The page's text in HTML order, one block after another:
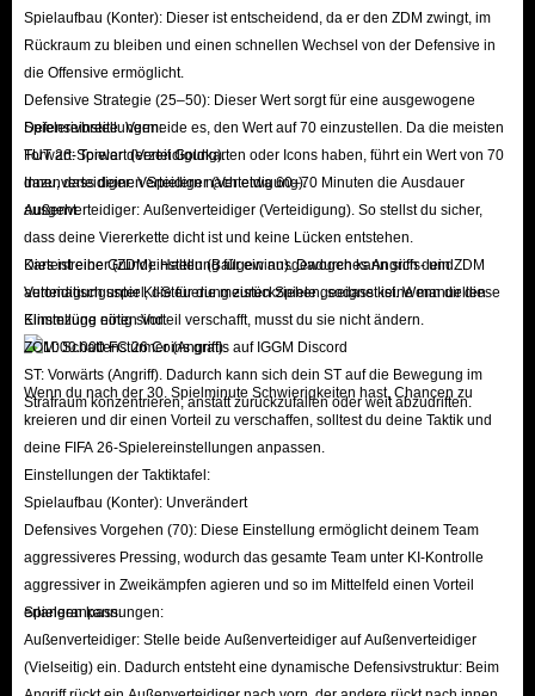
Spielaufbau (Konter): Dieser ist entscheidend, da er den ZDM zwingt, im
Rückraum zu bleiben und einen schnellen Wechsel von der Defensive in
die Offensive ermöglicht.
Defensive Strategie (25–50): Dieser Wert sorgt für eine ausgewogene
Defensivbreite. Vermeide es, den Wert auf 70 einzustellen. Da die meisten
FUT 26-Spieler derzeit Goldkarten oder Icons haben, führt ein Wert von 70
dazu, dass deinen Spielern nach etwa 60–70 Minuten die Ausdauer
ausgeht.
Spielereinstellungen:
Torwart: Torwart (Verteidigung).
Innenverteidiger: Verteidiger (Verteidigung).
Außenverteidiger: Außenverteidiger (Verteidigung). So stellst du sicher,
dass deine Viererkette dicht ist und keine Lücken entstehen.
Kartentreiber (ZDM): Halten (Ballgewinn). Dadurch kann sich dein ZDM
automatisch unter KI-Steuerung zurückziehen, sodass keine manuellen
Klimmzüge nötig sind.
ZOM: Schattenstürmer (Angriff).
ST: Vorwärts (Angriff). Dadurch kann sich dein ST auf die Bewegung im
Strafraum konzentrieren, anstatt zurückzufallen oder weit abzudriften.
Dies ist eine Grundeinstellung für ein ausgewogenes Angriffs- und
Verteidigungsspiel, die für die meisten Spiele geeignet ist. Wenn dir diese
Einstellung einen Vorteil verschafft, musst du sie nicht ändern.
Wenn du nach der 30. Spielminute Schwierigkeiten hast, Chancen zu
kreieren und dir einen Vorteil zu verschaffen, solltest du deine Taktik und
deine FIFA 26-Spielereinstellungen anpassen.
Einstellungen der Taktiktafel:
Spielaufbau (Konter): Unverändert
Defensives Vorgehen (70): Diese Einstellung ermöglicht deinem Team
aggressiveres Pressing, wodurch das gesamte Team unter KI-Kontrolle
aggressiver in Zweikämpfen agieren und so im Mittelfeld einen Vorteil
erlangen kann.
Spieleranpassungen:
Außenverteidiger: Stelle beide Außenverteidiger auf Außenverteidiger
(Vielseitig) ein. Dadurch entsteht eine dynamische Defensivstruktur: Beim